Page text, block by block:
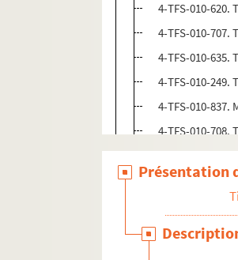
4-TFS-010-620.
4-TFS-010-707.
4-TFS-010-635.
4-TFS-010-249.
4-TFS-010-
4-TFS-010-708.
4-TFS-010-636.
4-TFS-010-637.
4-TFS-010-
4-TFS-010-638.
4-TFS-010-
Présentation